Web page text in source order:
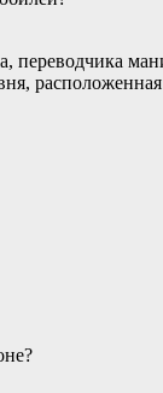
переводчика